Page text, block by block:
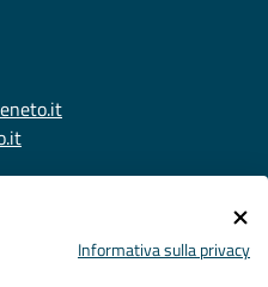
Informativa sulla privacy